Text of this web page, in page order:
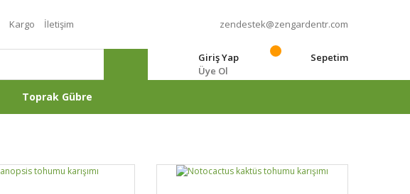
Kargo İletişim zendestek@zengardentr.com
Giriş Yap
Üye Ol
Sepetim
Toprak Gübre